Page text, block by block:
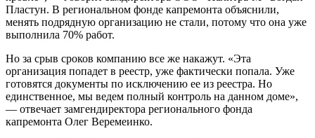
Пластун. В региональном фонде капремонта объяснили,
менять подрядную организацию не стали, потому что она уже
выполнила 70% работ.
Но за срыв сроков компанию все же накажут. «Эта
организация попадет в реестр, уже фактически попала. Уже
готовятся документы по исключению ее из реестра. Но
единственное, мы ведем полный контроль на данном доме»,
— отвечает замгендиректора регионального фонда
капремонта Олег Веремеинко.